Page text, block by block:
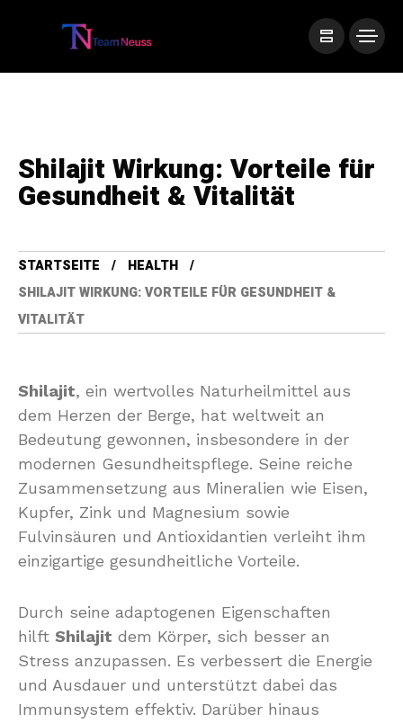
Shilajit Wirkung: Vorteile für
Gesundheit & Vitalität
STARTSEITE
HEALTH
SHILAJIT WIRKUNG: VORTEILE FÜR GESUNDHEIT &
VITALITÄT
Shilajit, ein wertvolles Naturheilmittel aus
dem Herzen der Berge, hat weltweit an
Bedeutung gewonnen, insbesondere in der
modernen Gesundheitspflege. Seine reiche
Zusammensetzung aus Mineralien wie Eisen,
Kupfer, Zink und Magnesium sowie
Fulvinsäuren und Antioxidantien verleiht ihm
einzigartige gesundheitliche Vorteile.
Durch seine adaptogenen Eigenschaften
hilft Shilajit dem Körper, sich besser an
Stress anzupassen. Es verbessert die Energie
und Ausdauer und unterstützt dabei das
Immunsystem effektiv. Darüber hinaus